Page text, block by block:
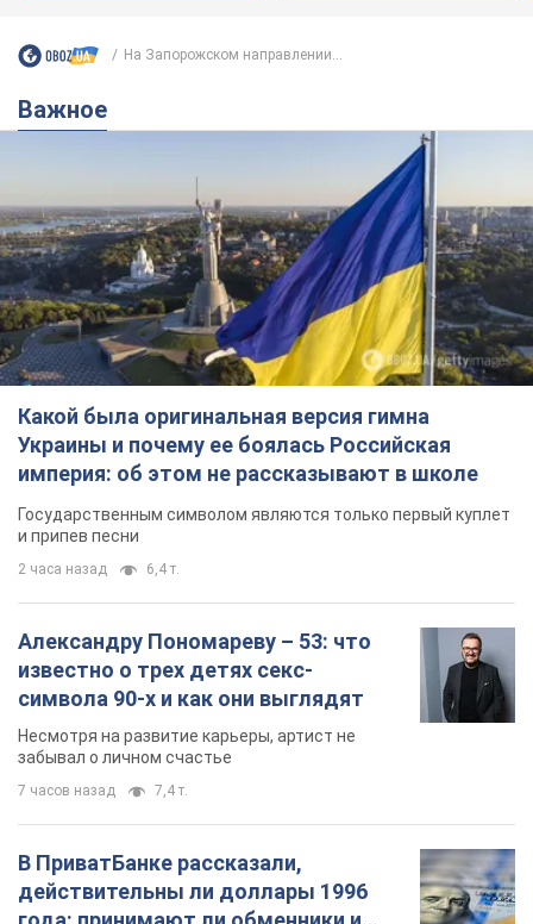
На Запорожском направлении...
Важное
Какой была оригинальная версия гимна
Украины и почему ее боялась Российская
империя: об этом не рассказывают в школе
Государственным символом являются только первый куплет
и припев песни
2 часа назад 6,4 т.
Александру Пономареву – 53: что
известно о трех детях секс-
символа 90-х и как они выглядят
Несмотря на развитие карьеры, артист не
забывал о личном счастье
7 часов назад 7,4 т.
В ПриватБанке рассказали,
действительны ли доллары 1996